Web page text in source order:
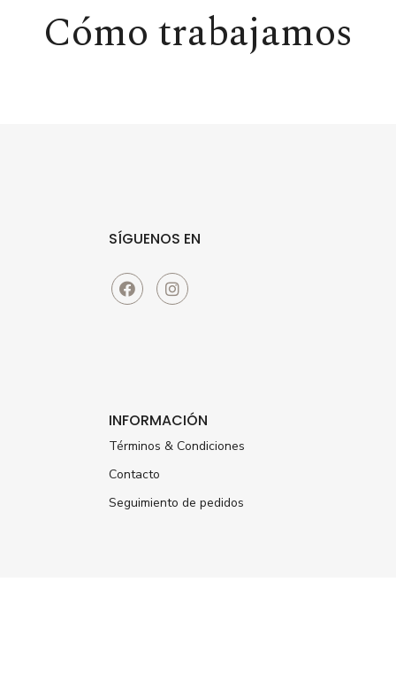
Cómo trabajamos
SÍGUENOS EN
INFORMACIÓN
Términos & Condiciones
Contacto
Seguimiento de pedidos